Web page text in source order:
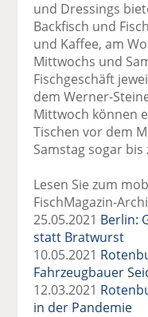
und Dressings
Backfisch und
und Kaffee, am
Mittwochs und
Fischgeschäft
dem Werner-
Mittwoch können
Tischen vor dem
Samstag sogar bis
Lesen Sie zum
FischMagazin-
25.05.2021 Berlin:
statt Bratwurst
10.05.2021
Fahrzeugbauer
12.03.2021
in der Pandemie